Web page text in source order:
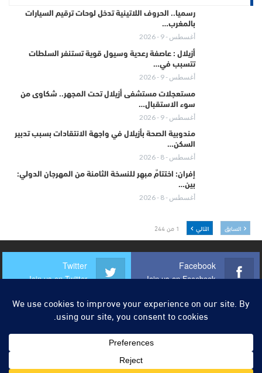
رسميا.. الحروف اللاتينية تدخل لوحات ترقيم السيارات
بالمغرب…
أغسطس - 9 - 2026
أزيلال : عاصفة رعدية وسيول قوية تستنفر السلطات
تتسبب في…
أغسطس - 9 - 2026
مستعجلات مستشفى أزيلال تحت المجهر.. شكاوى من
سوء الاستقبال…
أغسطس - 9 - 2026
مندوبية الصحة بأزيلال في واجهة الانتقادات بسبب تدبير
السكن…
أغسطس - 8 - 2026
إفران: اختتامٌ مبهِر للنسخة الثامنة من المهرجان الدولي:
بين…
أغسطس - 8 - 2026
السابق التالي 1 من 244
Facebook
Join us on Facebook
Twitter
Join us on Twitter
Youtube
Join us on Youtube
Instagram
Join us on Instagram
© 2026 - أزيلال 24. جميع الحقوق محفوظة.